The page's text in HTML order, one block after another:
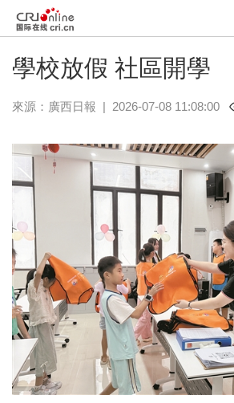
學校放假 社區開學
來源： 廣西日報 | 2026-07-08 11:08:00